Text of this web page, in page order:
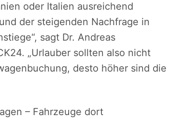
oder Italien ausreichend
der steigenden Nachfrage in
sagt Dr. Andreas
„Urlauber sollten also nicht
desto höher sind die
– Fahrzeuge dort